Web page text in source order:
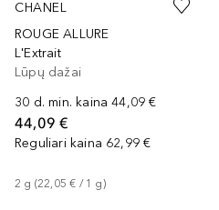
CHANEL
ROUGE ALLURE
L'Extrait
Lūpų dažai
30 d. min. kaina 44,09 €
44,09 €
Reguliari kaina 62,99 €
2 g (22,05 € / 1 g)
+5